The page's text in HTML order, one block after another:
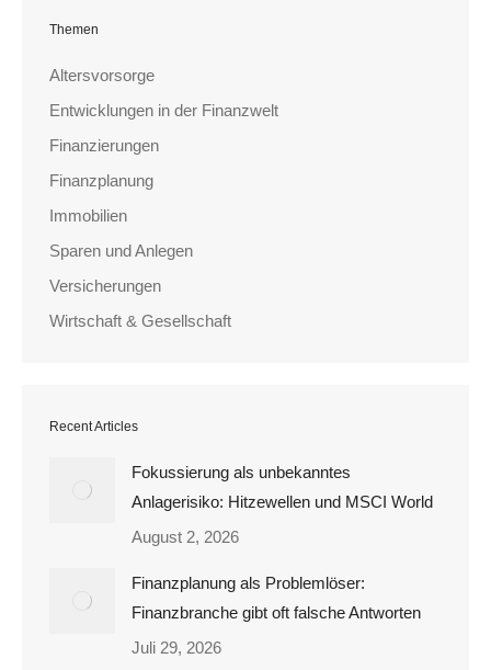
Themen
Altersvorsorge
Entwicklungen in der Finanzwelt
Finanzierungen
Finanzplanung
Immobilien
Sparen und Anlegen
Versicherungen
Wirtschaft & Gesellschaft
Recent Articles
Fokussierung als unbekanntes
Anlagerisiko: Hitzewellen und MSCI World
August 2, 2026
Finanzplanung als Problemlöser:
Finanzbranche gibt oft falsche Antworten
Juli 29, 2026